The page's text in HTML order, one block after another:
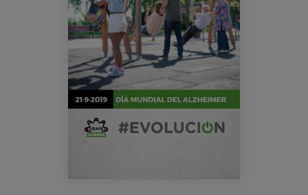
Canal de denuncias